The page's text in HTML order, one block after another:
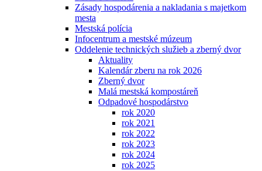
Zásady hospodárenia a nakladania s majetkom
mesta
Mestská polícia
Infocentrum a mestské múzeum
Oddelenie technických služieb a zberný dvor
Aktuality
Kalendár zberu na rok 2026
Zberný dvor
Malá mestská kompostáreň
Odpadové hospodárstvo
rok 2020
rok 2021
rok 2022
rok 2023
rok 2024
rok 2025